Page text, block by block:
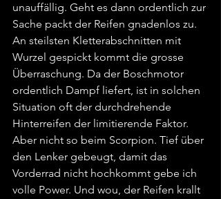
unauffällig. Geht es dann ordentlich zur
Sache packt der Reifen gnadenlos zu.
An steilsten Kletterabschnitten mit
Wurzel gespickt kommt die grosse
Überraschung. Da der Boschmotor
ordentlich Dampf liefert, ist in solchen
Situation oft der durchdrehende
Hinterreifen der limitierende Faktor.
Aber nicht so beim Scorpion. Tief über
den Lenker gebeugt, damit das
Vorderrad nicht hochkommt gebe ich
volle Power. Und wou, der Reifen krallt